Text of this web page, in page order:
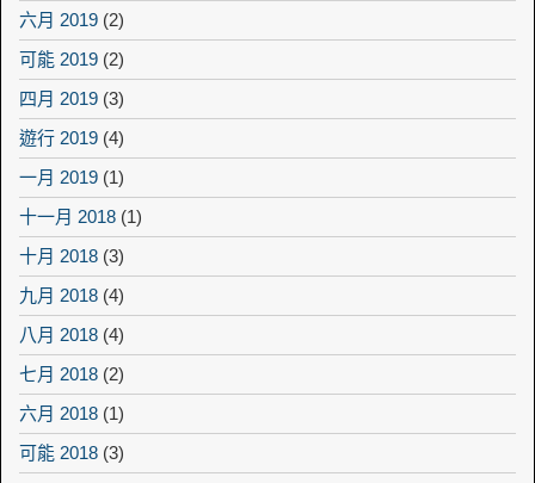
六月 2019 (2)
可能 2019 (2)
四月 2019 (3)
遊行 2019 (4)
一月 2019 (1)
十一月 2018 (1)
十月 2018 (3)
九月 2018 (4)
八月 2018 (4)
七月 2018 (2)
六月 2018 (1)
可能 2018 (3)